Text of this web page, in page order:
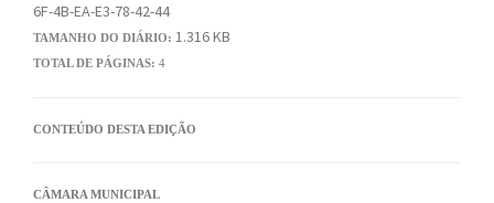
6F-4B-EA-E3-78-42-44
TAMANHO DO DIÁRIO: 1.316 KB
TOTAL DE PÁGINAS: 4
CONTEÚDO DESTA EDIÇÃO
CÂMARA MUNICIPAL